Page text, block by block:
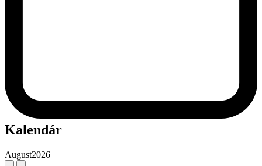
Kalendár
August2026